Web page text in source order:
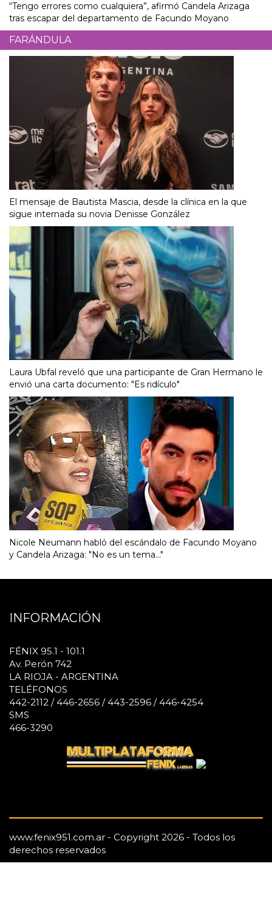
“Tengo errores como cualquiera”, afirmó Candela Arizaga
tras escapar del departamento de Facundo Moyano
FARÁNDULA
El mensaje de Bautista Mascia, desde la clínica en la que
sigue internada su novia Denisse González
Laura Ubfal reveló que una participante de Gran Hermano le
envió una carta documento: "Es ridículo"
Nicole Neumann habló del escándalo de Facundo Moyano
y Candela Arizaga: "No es un tema..."
INFORMACIÓN
FÉNIX 95.1 - 101.1
Av. Perón 742
LA RIOJA - ARGENTINA
TELÉFONOS
442-2112 / 446-2656 / 443-2596 / 446-4254
SMS
466-3290
www.fenix951.com.ar - Copyright 2026 - Todos los
derechos reservados